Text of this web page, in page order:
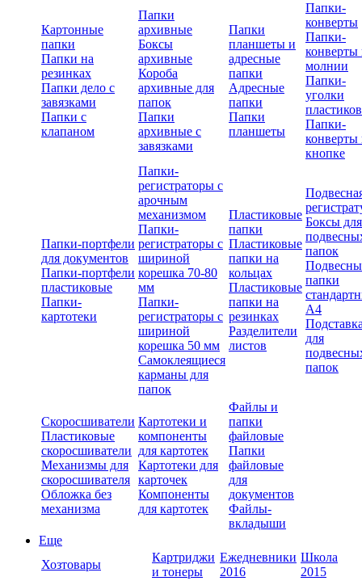
Картонные
папки
Папки на
резинках
Папки дело с
завязками
Папки с
клапаном
Папки
архивные
Боксы
архивные
Короба
архивные для
папок
Папки
архивные с
завязками
Папки
планшеты и
адресные
папки
Адресные
папки
Папки
планшеты
Папки-
конверты
Папки-
конверты
молнии
Папки-
уголки
Папки-
конверты
кнопке
Папки-портфели
для документов
Папки-портфели
пластиковые
Папки-
картотеки
Папки-
регистраторы с
арочным
механизмом
Папки-
регистраторы с
шириной
корешка 70-80
мм
Папки-
регистраторы с
шириной
корешка 50 мм
Самоклеящиеся
карманы для
папок
Пластиковые
папки
Пластиковые
папки на
кольцах
Пластиковые
папки на
резинках
Разделители
листов
Боксы для
папок
папки
А4
для
папок
Скоросшиватели
Пластиковые
скоросшиватели
Механизмы для
скоросшивателя
Обложка без
механизма
Картотеки и
компоненты
для картотек
Картотеки для
карточек
Компоненты
для картотек
Файлы и
папки
файловые
Папки
файловые
для
документов
Файлы-
вкладыши
Еще
Хозтовары
Картриджи
и тонеры
Ежедневники
2016
Школа
2015